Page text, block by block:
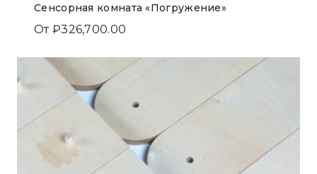
Сенсорная комната «Погружение»
От ₽326,700.00